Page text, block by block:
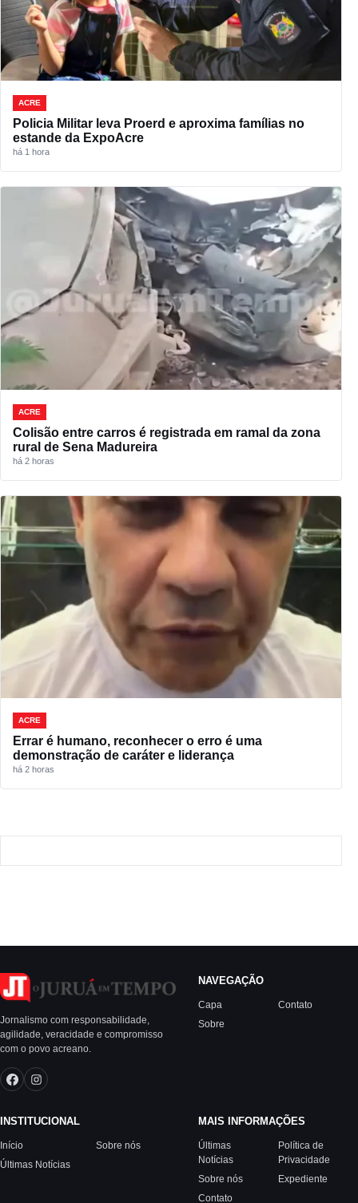
ACRE
Policia Militar leva Proerd e aproxima famílias no
estande da ExpoAcre
há 1 hora
ACRE
Colisão entre carros é registrada em ramal da zona
rural de Sena Madureira
há 2 horas
ACRE
Errar é humano, reconhecer o erro é uma
demonstração de caráter e liderança
há 2 horas
Jornalismo com responsabilidade,
agilidade, veracidade e compromisso
com o povo acreano.
NAVEGAÇÃO
Capa
Sobre
Contato
INSTITUCIONAL
Início
Últimas Notícias
Sobre nós
MAIS INFORMAÇÕES
Últimas
Notícias
Sobre nós
Contato
Política de
Privacidade
Expediente